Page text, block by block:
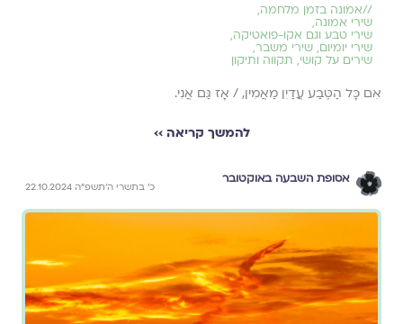
//אמונה בזמן מלחמה,
שירי אמונה,
שירי טבע וגם אקו-פואטיקה,
שירי יומיום, שירי משבר,
שירים על קושי, תקווה ותיקון
אִם כָּל הַטֶּבַע עֲדַיִן מַאֲמִין, / אָז גַּם אֲנִי.
להמשך קריאה ››
אסופת השבעה באוקטובר
כ׳ בתשרי ה׳תשפ״ה 22.10.2024